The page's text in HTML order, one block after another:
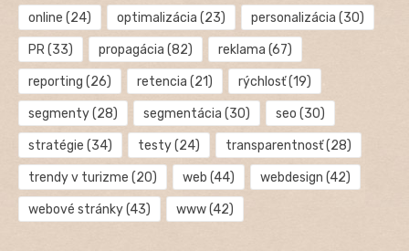
online (24) optimalizácia (23) personalizácia (30)
PR(33) propagácia (82) reklama (67)
reporting (26) retencia (21) rýchlosť(19)
segmenty(28) segmentácia (30) seo (30)
stratégie (34) testy(24) transparentnosť(28)
trendy v turizme (20) web (44) webdesign (42)
webové stránky(43) www(42)